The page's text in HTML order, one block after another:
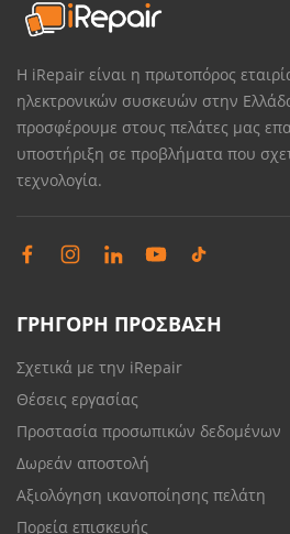
Η iRepair είναι η πρωτοπόρος
ηλεκτρονικών συσκευών στην
προσφέρουμε στους πελάτες μας
υποστήριξη σε προβλήματα που
τεχνολογία.
ΓΡΗΓΟΡΗ ΠΡΟΣΒΑΣΗ
Σχετικά με την iRepair
Θέσεις εργασίας
Προστασία προσωπικών δεδομένων
Δωρεάν αποστολή
Αξιολόγηση ικανοποίησης πελάτη
Πορεία επισκευής